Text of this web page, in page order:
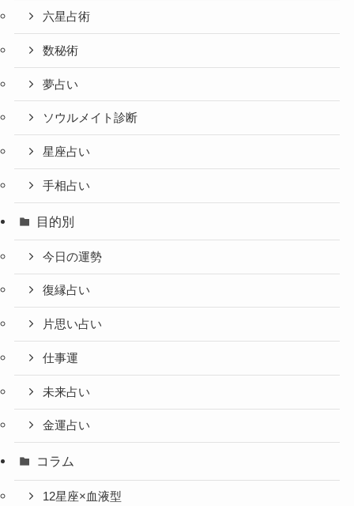
六星占術
数秘術
夢占い
ソウルメイト診断
星座占い
手相占い
目的別
今日の運勢
復縁占い
片思い占い
仕事運
未来占い
金運占い
コラム
12星座×血液型